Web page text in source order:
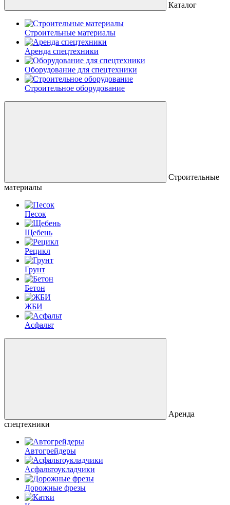
Каталог
Строительные материалы
Аренда спецтехники
Оборудование для спецтехники
Строительное оборудование
Строительные
материалы
Песок
Щебень
Рецикл
Грунт
Бетон
ЖБИ
Асфальт
Аренда
спецтехники
Автогрейдеры
Асфальто­укладчики
Дорожные фрезы